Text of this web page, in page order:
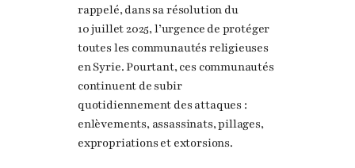
rappelé, dans sa résolution du
10 juillet 2025, l’urgence de protéger
toutes les communautés religieuses
en Syrie. Pourtant, ces communautés
continuent de subir
quotidiennement des attaques :
enlèvements, assassinats, pillages,
expropriations et extorsions.